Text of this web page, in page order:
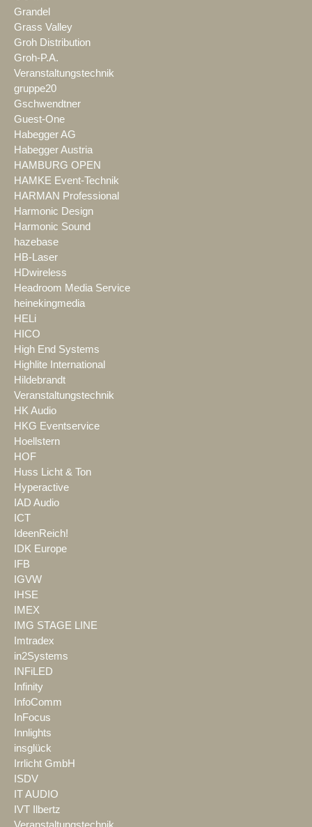
Grandel
Grass Valley
Groh Distribution
Groh-P.A.
Veranstaltungstechnik
gruppe20
Gschwendtner
Guest-One
Habegger AG
Habegger Austria
HAMBURG OPEN
HAMKE Event-Technik
HARMAN Professional
Harmonic Design
Harmonic Sound
hazebase
HB-Laser
HDwireless
Headroom Media Service
heinekingmedia
HELi
HICO
High End Systems
Highlite International
Hildebrandt
Veranstaltungstechnik
HK Audio
HKG Eventservice
Hoellstern
HOF
Huss Licht & Ton
Hyperactive
IAD Audio
ICT
IdeenReich!
IDK Europe
IFB
IGVW
IHSE
IMEX
IMG STAGE LINE
Imtradex
in2Systems
INFiLED
Infinity
InfoComm
InFocus
Innlights
insglück
Irrlicht GmbH
ISDV
IT AUDIO
IVT Ilbertz